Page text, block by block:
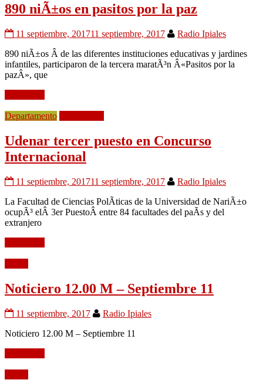
890 niÃ±os en pasitos por la paz
11 septiembre, 201711 septiembre, 2017
Radio Ipiales
890 niÃ±os Â de las diferentes instituciones educativas y jardines
infantiles, participaron de la tercera maratÃ³n Â«Pasitos por la
pazÂ», que
Departamento
Udenar tercer puesto en Concurso
Internacional
11 septiembre, 201711 septiembre, 2017
Radio Ipiales
La Facultad de Ciencias PolÃ­ticas de la Universidad de NariÃ±o
ocupÃ³ elÂ 3er PuestoÂ entre 84 facultades del paÃ­s y del
extranjero
Noticiero 12.00 M – Septiembre 11
11 septiembre, 2017
Radio Ipiales
Noticiero 12.00 M – Septiembre 11